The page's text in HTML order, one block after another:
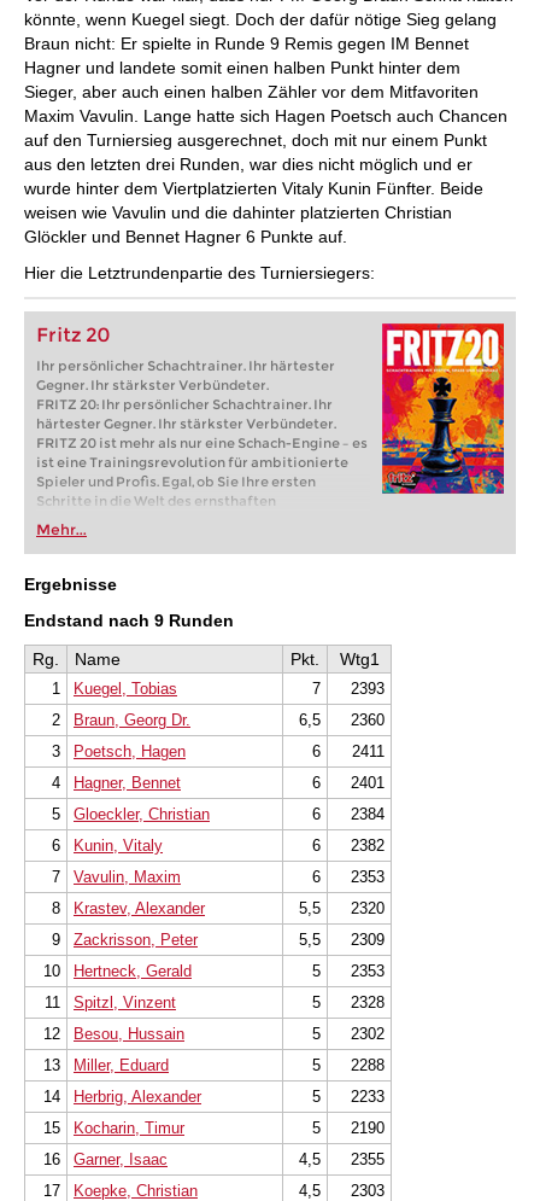
könnte, wenn Kuegel siegt. Doch der dafür nötige Sieg gelang
Braun nicht: Er spielte in Runde 9 Remis gegen IM Bennet
Hagner und landete somit einen halben Punkt hinter dem
Sieger, aber auch einen halben Zähler vor dem Mitfavoriten
Maxim Vavulin. Lange hatte sich Hagen Poetsch auch Chancen
auf den Turniersieg ausgerechnet, doch mit nur einem Punkt
aus den letzten drei Runden, war dies nicht möglich und er
wurde hinter dem Viertplatzierten Vitaly Kunin Fünfter. Beide
weisen wie Vavulin und die dahinter platzierten Christian
Glöckler und Bennet Hagner 6 Punkte auf.
Hier die Letztrundenpartie des Turniersiegers:
Fritz 20
Ihr persönlicher Schachtrainer. Ihr härtester
Gegner. Ihr stärkster Verbündeter.
FRITZ 20: Ihr persönlicher Schachtrainer. Ihr
härtester Gegner. Ihr stärkster Verbündeter.
FRITZ 20 ist mehr als nur eine Schach-Engine – es
ist eine Trainingsrevolution für ambitionierte
Spieler und Profis. Egal, ob Sie Ihre ersten
Schritte in die Welt des ernsthaften
Schachtrainings machen oder bereits auf
Turnierniveau spielen: Mit FRITZ 20 trainieren
Sie effizienter, intelligenter und individueller als
je zuvor.
Mehr...
Ergebnisse
Endstand nach 9 Runden
Rg.
Name Pkt. Wtg1
1 Kuegel, Tobias 7
2393
2
Braun, Georg Dr. 6,5
2360
3
Poetsch, Hagen 6
2411
4
Hagner, Bennet 6
2401
5
Gloeckler, Christian 6
2384
6
Kunin, Vitaly 6
2382
7
Vavulin, Maxim 6
2353
8
Krastev, Alexander 5,5
2320
9
Zackrisson, Peter 5,5
2309
10
Hertneck, Gerald 5
2353
11
Spitzl, Vinzent 5
2328
12
Besou, Hussain 5
2302
13
Miller, Eduard 5
2288
14
Herbrig, Alexander 5
2233
15
Kocharin, Timur 5
2190
16
Garner, Isaac 4,5
2355
17
Koepke, Christian 4,5
2303